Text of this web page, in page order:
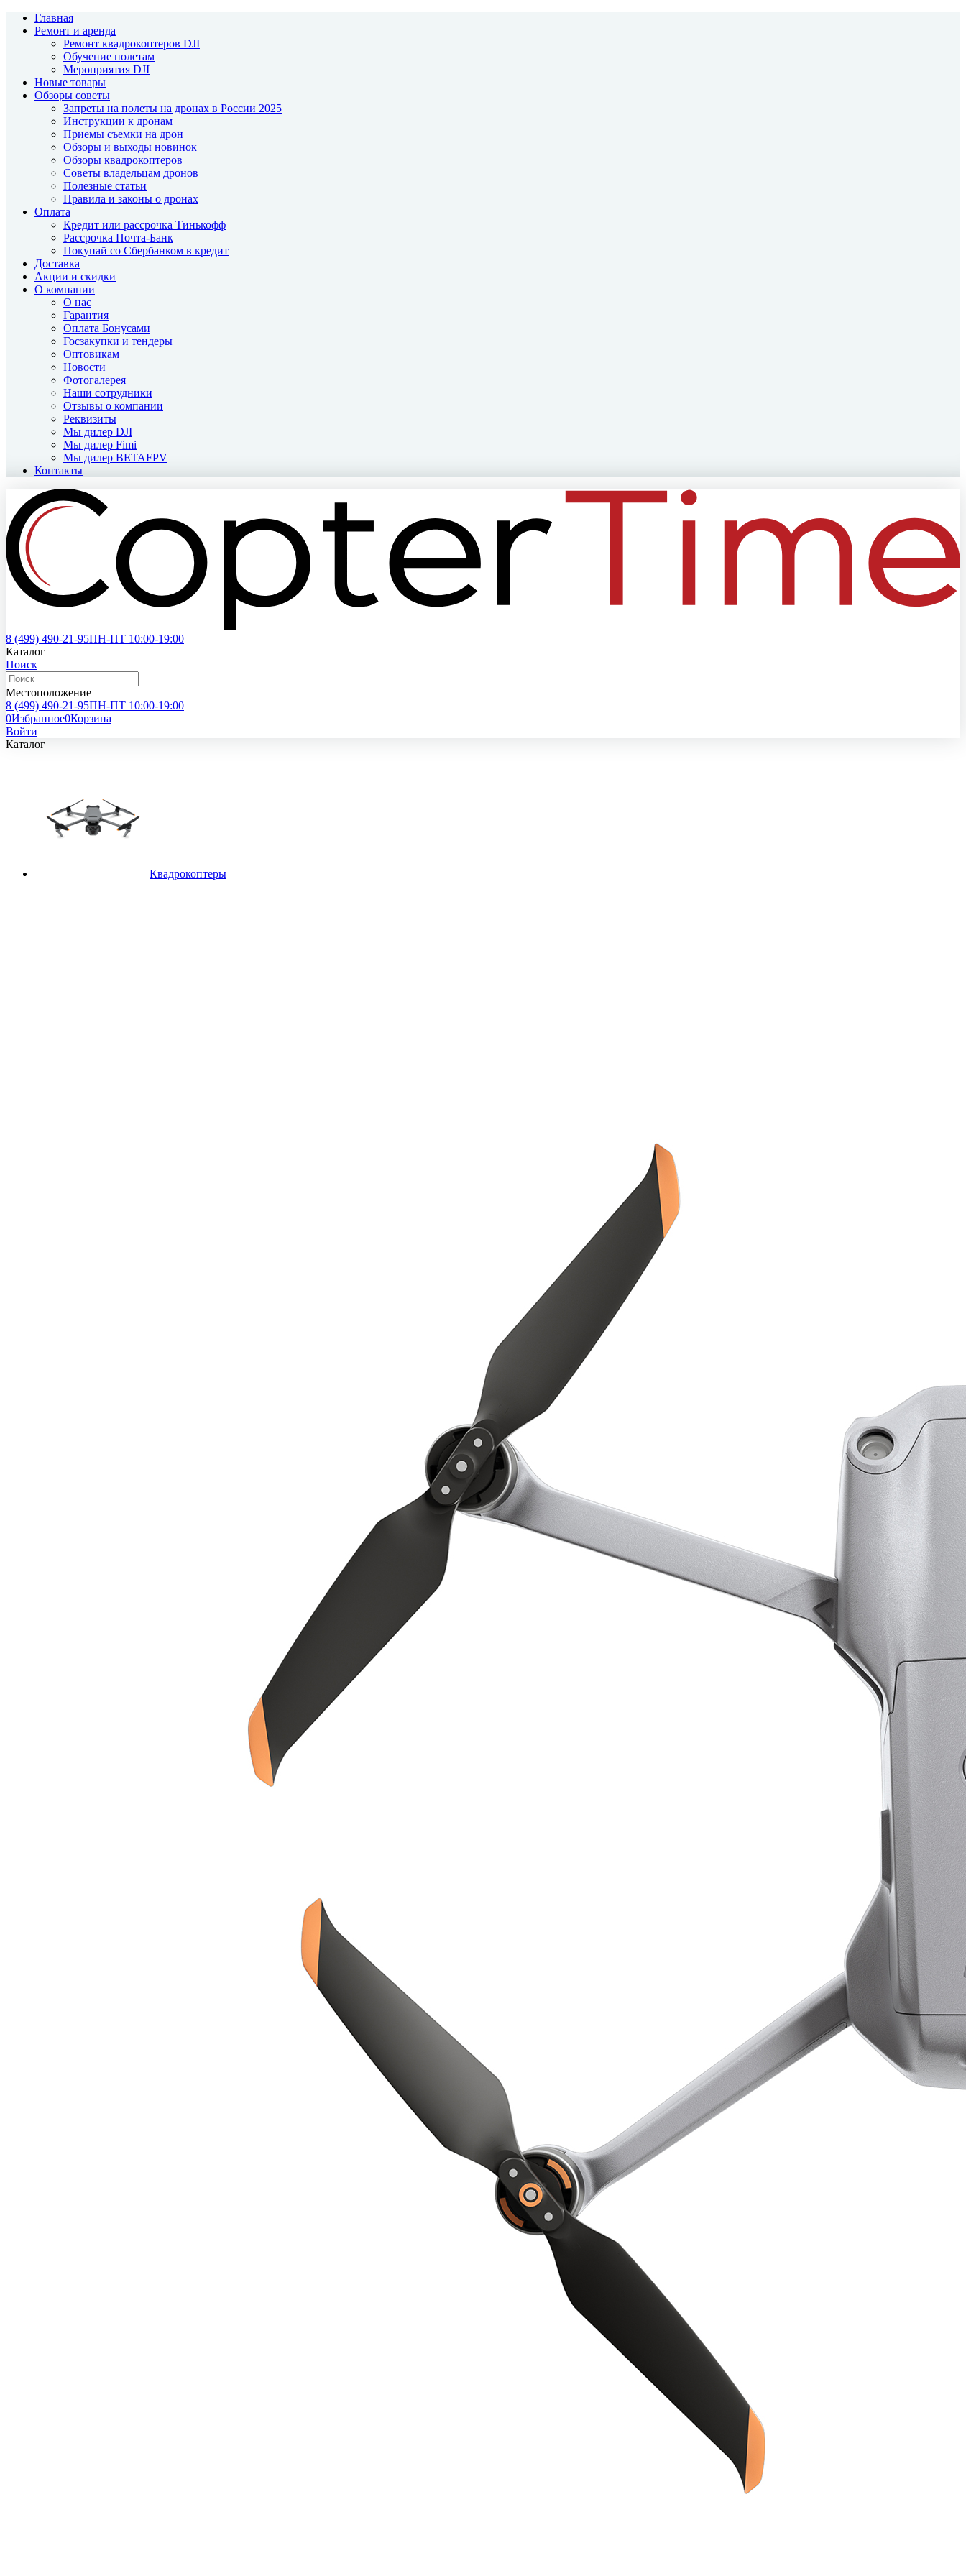
Главная
Ремонт и аренда
Ремонт квадрокоптеров DJI
Обучение полетам
Мероприятия DJI
Новые товары
Обзоры советы
Запреты на полеты на дронах в России 2025
Инструкции к дронам
Приемы съемки на дрон
Обзоры и выходы новинок
Обзоры квадрокоптеров
Советы владельцам дронов
Полезные статьи
Правила и законы о дронах
Оплата
Кредит или рассрочка Тинькофф
Рассрочка Почта-Банк
Покупай со Сбербанком в кредит
Доставка
Акции и скидки
О компании
О нас
Гарантия
Оплата Бонусами
Госзакупки и тендеры
Оптовикам
Новости
Фотогалерея
Наши сотрудники
Отзывы о компании
Реквизиты
Мы дилер DJI
Мы дилер Fimi
Мы дилер BETAFPV
Контакты
8 (499) 490-21-95ПН-ПТ 10:00-19:00
Каталог
Поиск
Местоположение
8 (499) 490-21-95ПН-ПТ 10:00-19:00
0Избранное0Корзина
Войти
Каталог
Квадрокоптеры